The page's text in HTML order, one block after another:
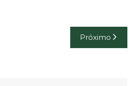
Próximo